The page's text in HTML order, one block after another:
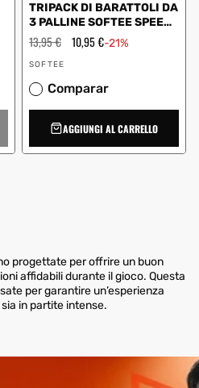
TRIPACK DI BARATTOLI DA
3 PALLINE SOFTEE SPEED
0014000
Prezzo
regolare
13,95 € Prezzo
scontato
10,95 €-21%
Fornitore:
SOFTEE
Comparar
AGGIUNGI AL CARRELLO
progettate per offrire un buon
affidabili durante il gioco. Questa
per garantire un’esperienza
in partite intense.